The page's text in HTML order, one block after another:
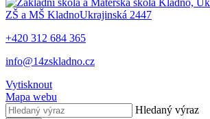
ZŠ a MŠ KladnoUkrajinská 2447
+420 312 684 365
info@14zskladno.cz
Vytisknout
Mapa webu
Hledaný výraz